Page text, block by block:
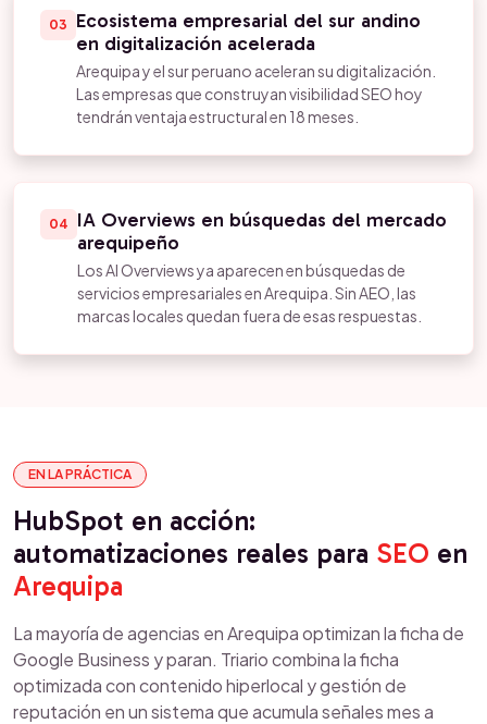
03
Ecosistema empresarial del sur andino
en digitalización acelerada
Arequipa y el sur peruano aceleran su digitalización.
Las empresas que construyan visibilidad SEO hoy
tendrán ventaja estructural en 18 meses.
04
IA Overviews en búsquedas del mercado
arequipeño
Los AI Overviews ya aparecen en búsquedas de
servicios empresariales en Arequipa. Sin AEO, las
marcas locales quedan fuera de esas respuestas.
EN LA PRÁCTICA
HubSpot en acción:
automatizaciones reales para SEO en
Arequipa
La mayoría de agencias en Arequipa optimizan la ficha de
Google Business y paran. Triario combina la ficha
optimizada con contenido hiperlocal y gestión de
reputación en un sistema que acumula señales mes a